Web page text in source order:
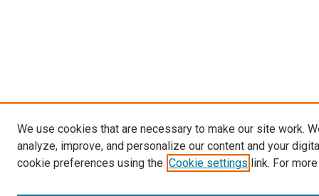
We use cookies that are necessary to make our site work.
analyze, improve, and personalize our content and your
cookie preferences using the Cookie settings link. For